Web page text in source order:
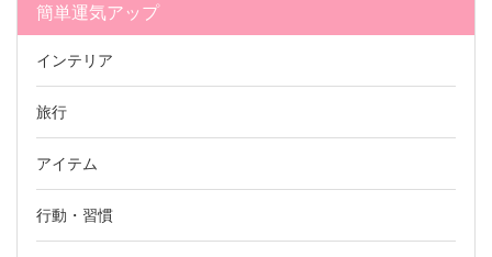
簡単運気アップ
インテリア
旅行
アイテム
行動・習慣